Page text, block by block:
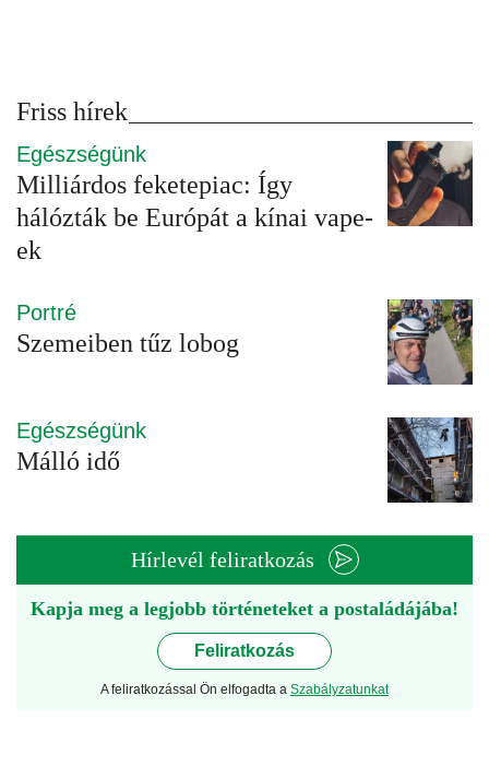
Friss hírek
Egészségünk
Milliárdos feketepiac: Így
hálózták be Európát a kínai vape-
ek
Portré
Szemeiben tűz lobog
Egészségünk
Málló idő
Hírlevél feliratkozás
Kapja meg a legjobb történeteket a postaládájába!
Feliratkozás
A feliratkozással Ön elfogadta a Szabályzatunkat